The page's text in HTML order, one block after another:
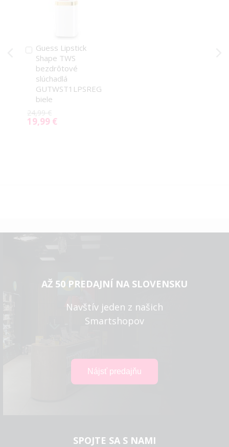
Guess Lipstick
Shape TWS
bezdrôtové
slúchadlá
GUTWST1LPSREG
biele
24,99 €
Special
19,99 €
Pridať
do
košíka
AŽ 50 PREDAJNÍ NA SLOVENSKU
Navštív jeden z našich
Smartshopov
SPOJTE SA S NAMI